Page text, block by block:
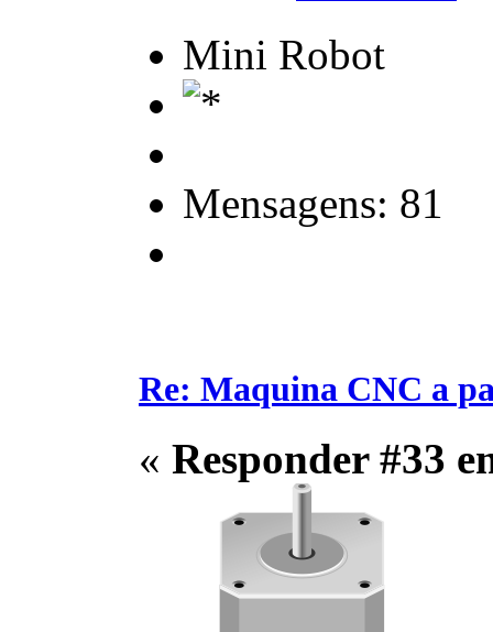
Mini Robot
Mensagens: 81
Re: Maquina CNC a
« Responder #33